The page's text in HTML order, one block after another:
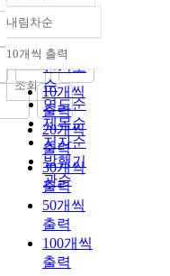
정확도
순
인기도
순
연도순
제목순
저자순
발행기
관순
내림차순
내림차순
10개씩 출력
10개씩
출력
20개씩
출력
30개씩
출력
50개씩
출력
100개씩
출력
조회